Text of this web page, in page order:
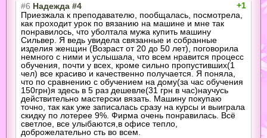
+1
#6 Надежда #4
Приезжала к преподавателю, пообщалась, посмотрела,
как проходит урок по вязанию на машине и мне так
понравилось, что уболтала мужа купить машину
Сильвер. Я ведь увидела связанные и собранные
изделия женщин (Возраст от 20 до 50 лет), поговорила
немного с ними и услышала, что всем нравится процесс
обучения, почти у всех, кроме сильно пропустивших(1
чел) все красиво и качественно получается. Я поняла,
что по сравнению с обучением на дому(за час обучения
150грн)я здесь в 5 раз дешевле(31 грн в час)научусь
действительно мастерски вязать. Машину покупаю
точно, так как уже записалась сразу на курсы и выиграла
скидку по лотерее 9%. Фирма очень понравилась. Всё
светлое, все улыбаются,в офисе тепло,
доброжелательно сть во всем.